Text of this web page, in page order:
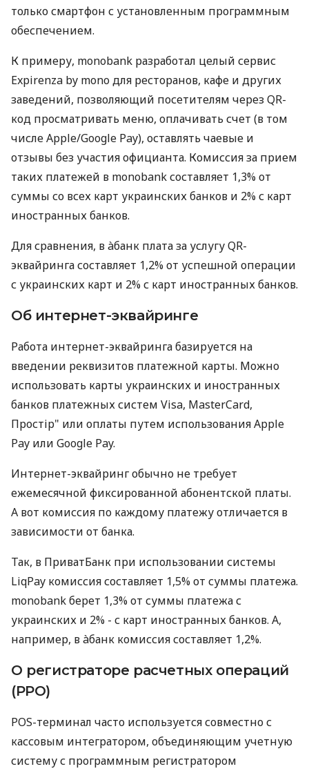
только смартфон с установленным программным
обеспечением.
К примеру, monobank разработал целый сервис
Expirenza by mono для ресторанов, кафе и других
заведений, позволяющий посетителям через QR-
код просматривать меню, оплачивать счет (в том
числе Apple/Google Pay), оставлять чаевые и
отзывы без участия официанта. Комиссия за прием
таких платежей в monobank составляет 1,3% от
суммы со всех карт украинских банков и 2% с карт
иностранных банков.
Для сравнения, в àбанк плата за услугу QR-
эквайринга составляет 1,2% от успешной операции
с украинских карт и 2% с карт иностранных банков.
Об интернет-эквайринге
Работа интернет-эквайринга базируется на
введении реквизитов платежной карты. Можно
использовать карты украинских и иностранных
банков платежных систем Visa, MasterCard,
Простір" или оплаты путем использования Apple
Pay или Google Pay.
Интернет-эквайринг обычно не требует
ежемесячной фиксированной абонентской платы.
А вот комиссия по каждому платежу отличается в
зависимости от банка.
Так, в ПриватБанк при использовании системы
LiqPay комиссия составляет 1,5% от суммы платежа.
monobank берет 1,3% от суммы платежа с
украинских и 2% - с карт иностранных банков. А,
например, в àбанк комиссия составляет 1,2%.
О регистраторе расчетных операций
(РРО)
POS-терминал часто используется совместно с
кассовым интегратором, объединяющим учетную
систему с программным регистратором